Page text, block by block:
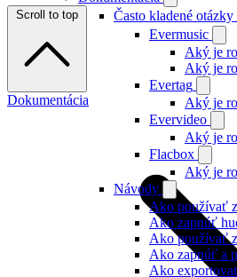
Často kladené otázky
Evermusic
Aký je
Aký je
Evertag
Aký je
Evervideo
Aký je
Flacbox
Aký je
Návody
Ako používať
Ako zapnúť
Ako používať
Ako zapnúť a
Ako
Scroll to top
Dokumentácia